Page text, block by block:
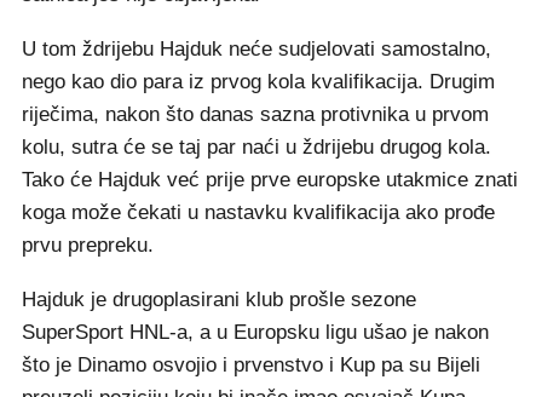
U tom ždrijebu Hajduk neće sudjelovati samostalno,
nego kao dio para iz prvog kola kvalifikacija. Drugim
riječima, nakon što danas sazna protivnika u prvom
kolu, sutra će se taj par naći u ždrijebu drugog kola.
Tako će Hajduk već prije prve europske utakmice znati
koga može čekati u nastavku kvalifikacija ako prođe
prvu prepreku.
Hajduk je drugoplasirani klub prošle sezone
SuperSport HNL-a, a u Europsku ligu ušao je nakon
što je Dinamo osvojio i prvenstvo i Kup pa su Bijeli